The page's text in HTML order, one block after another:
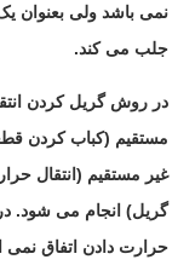
نمی باشد ولی بعنوان
جلب می کند.
در روش گریل کردن
مستقیم (کباب کردن
غیر مستقیم (انتقال
گریل) انجام می شود.
حرارت دادن اتفاق